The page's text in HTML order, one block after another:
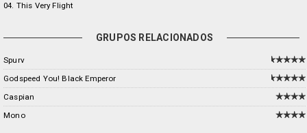
04. This Very Flight
GRUPOS RELACIONADOS
Spurv
Godspeed You! Black Emperor
Caspian
Mono